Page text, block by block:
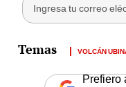
VOLCÁN
Prefiero